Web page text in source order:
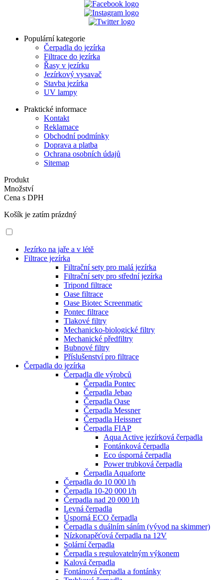
Populární kategorie
Čerpadla do jezírka
Filtrace do jezírka
Řasy v jezírku
Jezírkový vysavač
Stavba jezírka
UV lampy
Praktické informace
Kontakt
Reklamace
Obchodní podmínky
Doprava a platba
Ochrana osobních údajů
Sitemap
Produkt
Množství
Cena s DPH
Košík je zatím prázdný
Jezírko na jaře a v létě
Filtrace jezírka
Filtrační sety pro malá jezírka
Filtrační sety pro střední jezírka
Tripond filtrace
Oase filtrace
Oase Biotec Screenmatic
Pontec filtrace
Tlakové filtry
Mechanicko-biologické filtry
Mechanické předfiltry
Bubnové filtry
Příslušenství pro filtrace
Čerpadla do jezírka
Čerpadla dle výrobců
Čerpadla Pontec
Čerpadla Jebao
Čerpadla Oase
Čerpadla Messner
Čerpadla Heissner
Čerpadla FIAP
Aqua Active jezírková čerpadla
Fontánková čerpadla
Eco úsporná čerpadla
Power trubková čerpadla
Čerpadla Aquaforte
Čerpadla do 10 000 l/h
Čerpadla 10-20 000 l/h
Čerpadla nad 20 000 l/h
Levná čerpadla
Úsporná ECO čerpadla
Čerpadla s duálním sáním (vývod na skimmer)
Nízkonapěťová čerpadla na 12V
Solární čerpadla
Čerpadla s regulovatelným výkonem
Kalová čerpadla
Fontánová čerpadla a fontánky